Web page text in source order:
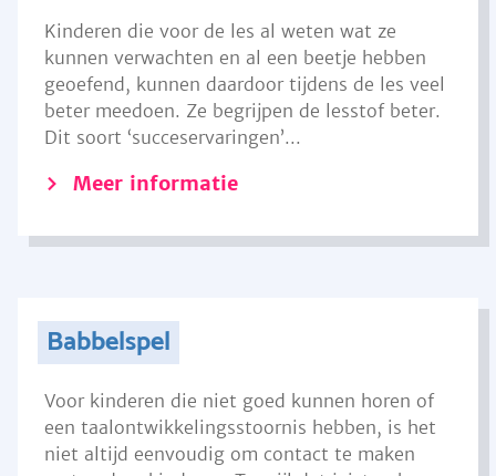
Kinderen die voor de les al weten wat ze
kunnen verwachten en al een beetje hebben
geoefend, kunnen daardoor tijdens de les veel
beter meedoen. Ze begrijpen de lesstof beter.
Dit soort ‘succeservaringen’...
Meer informatie
Babbelspel
Voor kinderen die niet goed kunnen horen of
een taalontwikkelingsstoornis hebben, is het
niet altijd eenvoudig om contact te maken